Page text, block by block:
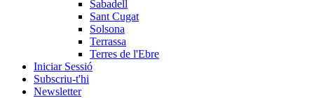
Sabadell
Sant Cugat
Solsona
Terrassa
Terres de l'Ebre
Iniciar Sessió
Subscriu-t'hi
Newsletter